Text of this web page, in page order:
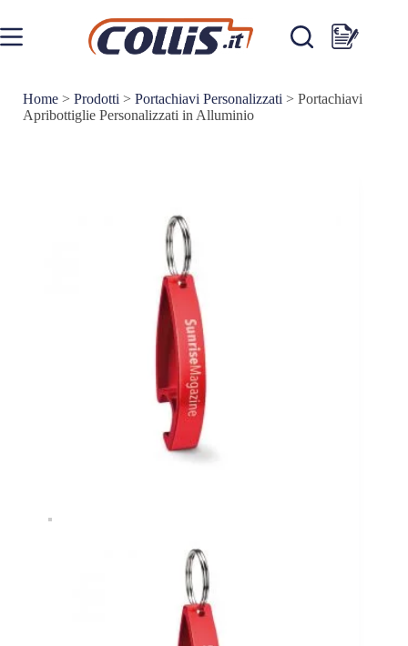
contenuto
Carrello
Home > Prodotti > Portachiavi Personalizzati > Portachiavi
Apribottiglie Personalizzati in Alluminio